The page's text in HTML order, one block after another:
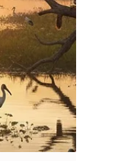
a
e no